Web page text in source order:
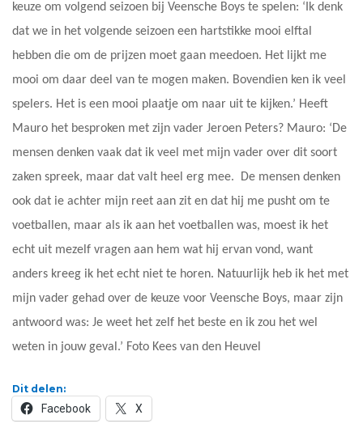
keuze om volgend seizoen bij Veensche Boys te spelen: ‘Ik denk
dat we in het volgende seizoen een hartstikke mooi elftal
hebben die om de prijzen moet gaan meedoen. Het lijkt me
mooi om daar deel van te mogen maken. Bovendien ken ik veel
spelers. Het is een mooi plaatje om naar uit te kijken.’ Heeft
Mauro het besproken met zijn vader Jeroen Peters? Mauro: ‘De
mensen denken vaak dat ik veel met mijn vader over dit soort
zaken spreek, maar dat valt heel erg mee. De mensen denken
ook dat ie achter mijn reet aan zit en dat hij me pusht om te
voetballen, maar als ik aan het voetballen was, moest ik het
echt uit mezelf vragen aan hem wat hij ervan vond, want
anders kreeg ik het echt niet te horen. Natuurlijk heb ik het met
mijn vader gehad over de keuze voor Veensche Boys, maar zijn
antwoord was: Je weet het zelf het beste en ik zou het wel
weten in jouw geval.’ Foto Kees van den Heuvel
Dit delen:
Facebook X